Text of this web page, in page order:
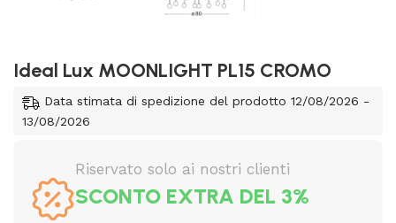
Ideal Lux MOONLIGHT PL15 CROMO
Data stimata di spedizione del prodotto 12/08/2026 -
13/08/2026
Riservato solo ai nostri clienti
SCONTO EXTRA DEL 3%